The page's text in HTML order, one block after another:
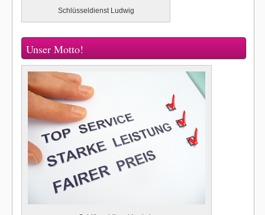
Schlüsseldienst Ludwig
Unser Motto!